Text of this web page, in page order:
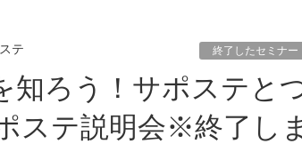
テ 終了したセミナー
ステ説明会※終了し